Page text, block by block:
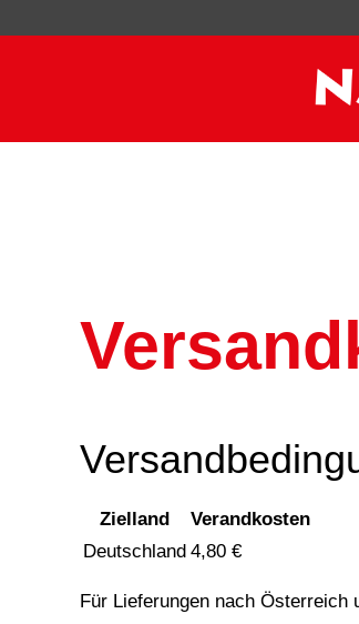
Zielland
Verandkosten
Deutschland 4,80 €
Für Lieferungen nach Österreich